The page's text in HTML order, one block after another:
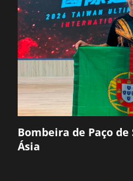
Bombeira de Paço de
Ásia